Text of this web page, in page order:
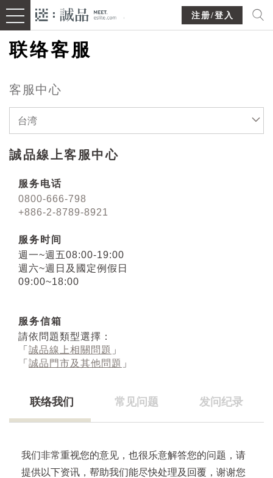
注册/登入
联络客服
客服中心
台湾
誠品線上客服中心
服务电话
0800-666-798
+886-2-8789-8921
服务时间
週一~週五08:00-19:00
週六~週日及國定例假日
09:00~18:00
服务信箱
請依問題類型選擇：
「 誠品線上相關問題 」
「 誠品門市及其他問題 」
联络我们 常见问题 发问纪录
我们非常重视您的意见，也很乐意解答您的问题，请
提供以下资讯，帮助我们能尽快处理及回覆，谢谢您